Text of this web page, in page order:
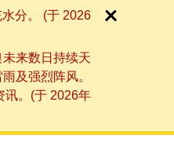
分。 (于 2026
来数日持续天
及强烈阵风。
讯。(于 2026年